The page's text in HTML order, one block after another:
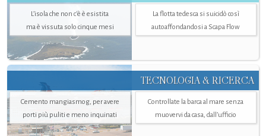
L’isola che non c'è è esistita
ma è vissuta solo cinque mesi
La flotta tedesca si suicidò così
autoaffondandosi a Scapa Flow
TECNOLOGIA & RICERCA
Cemento mangiasmog, per avere
porti più puliti e meno inquinati
Controllate la barca al mare senza
muovervi da casa, dall’ufficio